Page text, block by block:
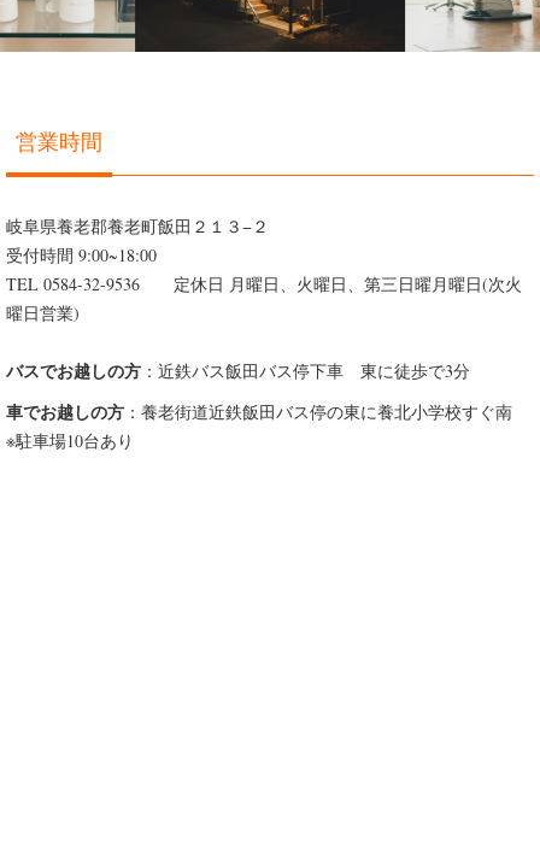
営業時間
岐阜県養老郡養老町飯田２１３−２
受付時間 9:00~18:00
TEL 0584-32-9536 定休日 月曜日、火曜日、第三日曜月曜日(次火
曜日営業)
バスでお越しの方 ：近鉄バス飯田バス停下車 東に徒歩で3分
車でお越しの方 ：養老街道近鉄飯田バス停の東に養北小学校すぐ南
※駐車場10台あり